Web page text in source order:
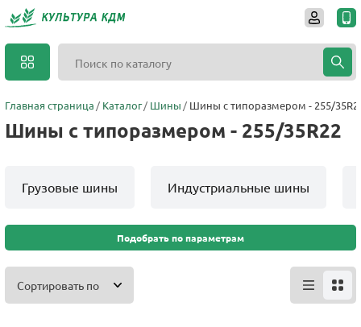
Главная страница Каталог Шины Шины с типоразмером - 255/
Шины с типоразмером - 255/35R22
Грузовые шины Индустриальные шины
Подобрать по параметрам
Сортировать по